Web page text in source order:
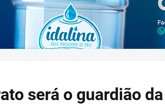
será o guardião da